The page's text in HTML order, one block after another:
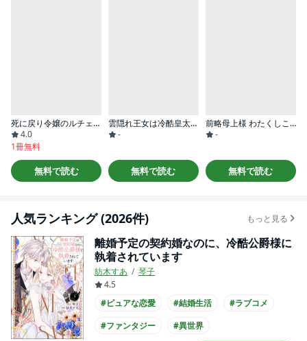
死に戻り令嬢のルチェッタ
4.0
1冊無料
無料で読む
雲隠れ王女は冷酷皇太子の腕の中～あなたに溺愛されても困ります！
-
無料で読む
前略母上様 わたくしこのたび異世界転生いたしまして、悪役令嬢になりました コミック版（分冊版）
-
無料で読む
人気ランキング (2026件) もっと見る
離婚予定の契約婚なのに、冷酷公爵様に
執着されています
紡木すあ
琴子
4.5
#ピュアな恋愛
#結婚生活
#ラブコメ
#ファンタジー
#異世界